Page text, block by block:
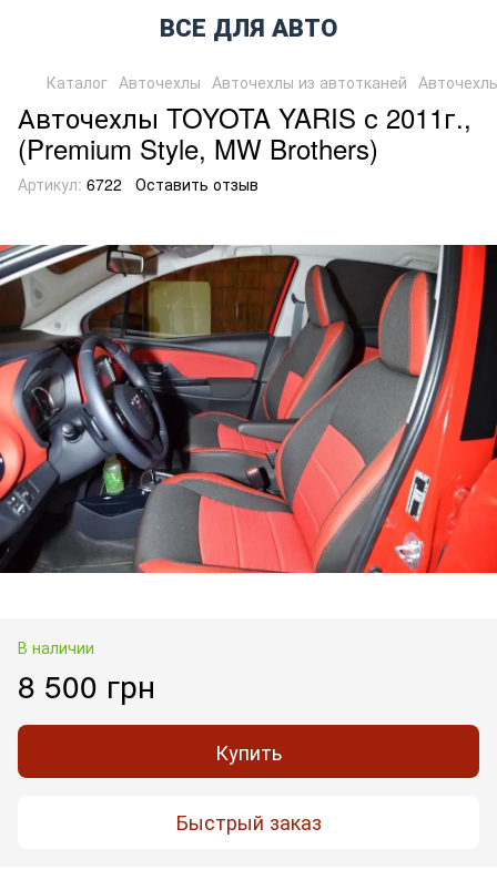
ВСЕ ДЛЯ АВТО
Каталог Авточехлы Авточехлы из автотканей
Авточехлы TOYOTA YARIS с 2011г.,
(Premium Style, MW Brothers)
Артикул: 6722 Оставить отзыв
В наличии
8 500 грн
Купить
Быстрый заказ